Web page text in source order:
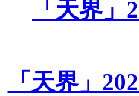
「天界
「天界」